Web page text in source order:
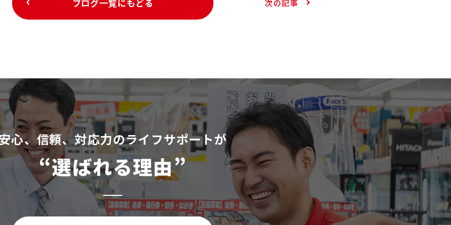
ブログ一覧にもどる 次の記事
⼼、信頼、対応⼒のライフサポートが
“選ばれる理由”